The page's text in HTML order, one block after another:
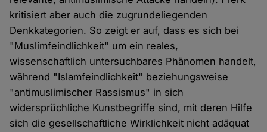
kritisiert aber auch die zugrundeliegenden
Denkkategorien. So zeigt er auf, dass es sich bei
"Muslimfeindlichkeit" um ein reales,
wissenschaftlich untersuchbares Phänomen handelt,
während "Islamfeindlichkeit" beziehungsweise
"antimuslimischer Rassismus" in sich
widersprüchliche Kunstbegriffe sind, mit deren Hilfe
sich die gesellschaftliche Wirklichkeit nicht adäquat